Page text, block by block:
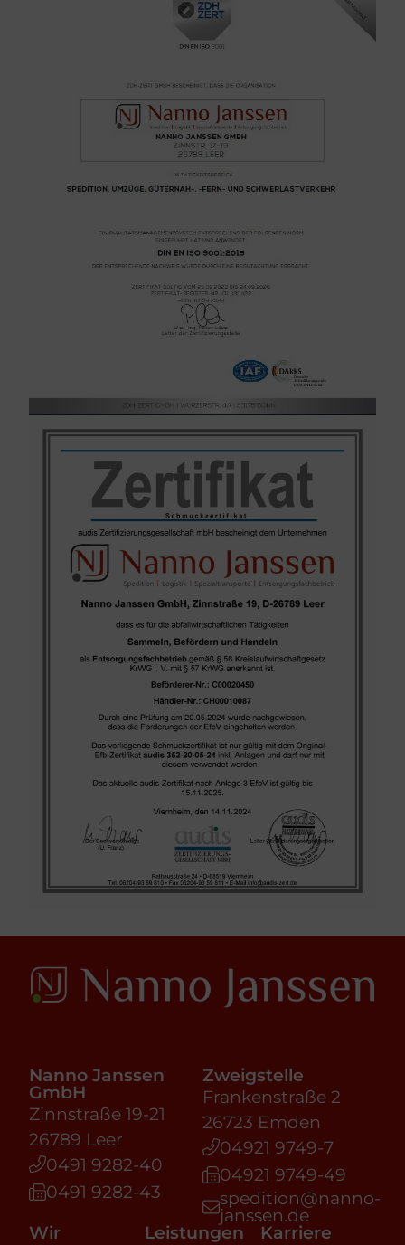
Nanno Janssen
GmbH
Zinnstraße 19-21
26789 Leer
0491 9282-40
0491 9282-43
Zweigstelle
Frankenstraße 2
26723 Emden
04921 9749-7
04921 9749-49
spedition@nanno-
janssen.de
Wir
Leistungen
Karriere